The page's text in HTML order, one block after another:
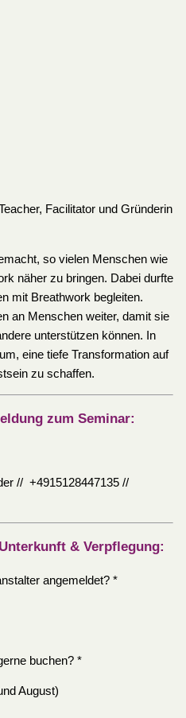
Facilitator und Gründerin
so vielen Menschen wie
näher zu bringen. Dabei durfte
mit Breathwork begleiten.
an Menschen weiter, damit sie
unterstützen können. In
eine tiefe Transformation auf
zu schaffen.
zum Seminar:
// +4915128447135 //
& Verpflegung:
angemeldet? *
buchen? *
August)